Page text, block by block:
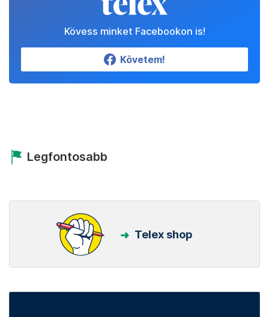
Kövess minket Facebookon is!
Követem!
Legfontosabb
Telex shop